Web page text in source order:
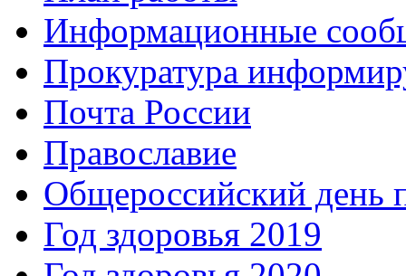
Информационные
Прокуратура
Почта России
Православие
Общероссийский день
Год здоровья 2019